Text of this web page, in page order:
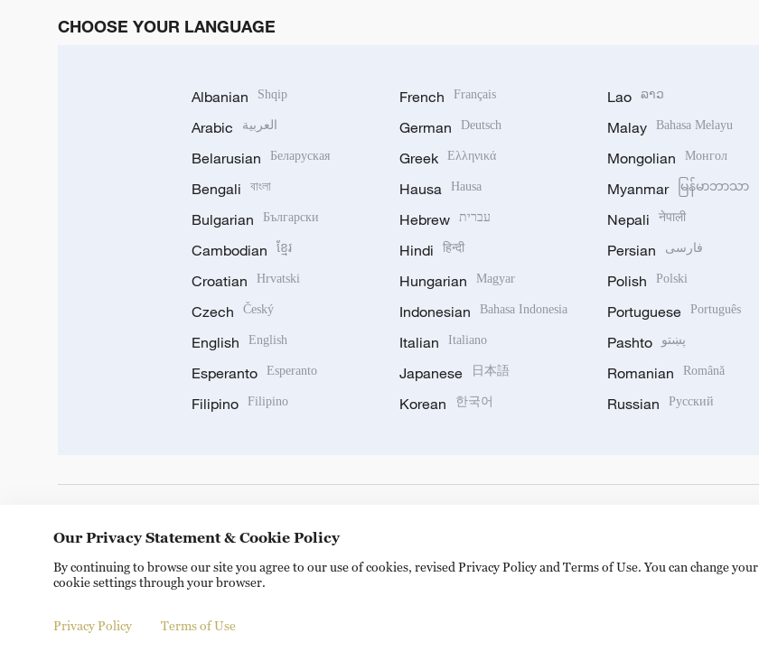
CHOOSE YOUR LANGUAGE
Albanian Shqip
Arabic العربية
Belarusian Беларуская
Bengali বাংলা
Bulgarian Български
Cambodian ខ្មែរ
Croatian Hrvatski
Czech Český
English English
Esperanto Esperanto
Filipino Filipino
French Français
German Deutsch
Greek Ελληνικά
Hausa Hausa
Hebrew עברית
Hindi हिन्दी
Hungarian Magyar
Indonesian Bahasa Indonesia
Italian Italiano
Japanese 日本語
Korean 한국어
Lao ລາວ
Malay Bahasa Melayu
Mongolian Монгол
Myanmar မြန်မာဘာသာ
Nepali नेपाली
Persian فارسی
Polish Polski
Portuguese Português
Pashto پښتو
Romanian Română
Russian Русский
Copyright © 2024 CGTN. 京ICP备20000184号
Our Privacy Statement & Cookie Policy
By continuing to browse our site you agree to our use of cookies, revised Privacy Policy and Terms of Use. You can change your
cookie settings through your browser.
Privacy Policy Terms of Use